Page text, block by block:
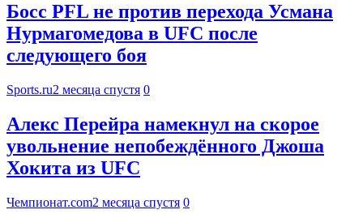
Босс PFL не против перехода Усмана
Нурмагомедова в UFC после
следующего боя
Sports.ru2 месяца спустя 0
Алекс Перейра намекнул на скорое
увольнение непобеждённого Джоша
Хокита из UFC
Чемпионат.com2 месяца спустя 0